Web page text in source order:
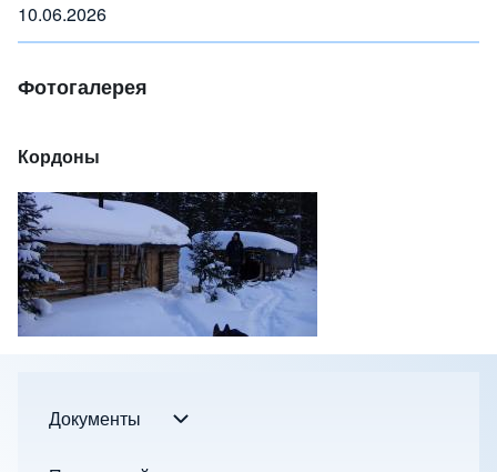
10.06.2026
Фотогалерея
Кордоны
Footer menu
Документы
Документы подменю